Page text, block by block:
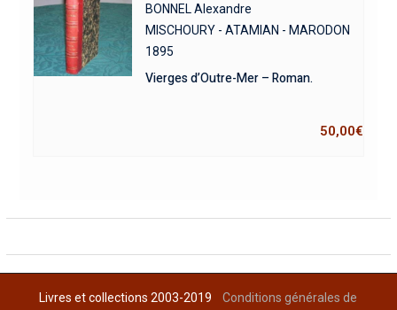
BONNEL Alexandre
MISCHOURY - ATAMIAN - MARODON
1895
Vierges d’Outre-Mer – Roman.
50,00€
Livres et collections 2003-2019Conditions générales de